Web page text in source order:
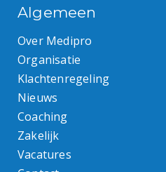
Algemeen
Over Medipro
Organisatie
Klachtenregeling
Nieuws
Coaching
Zakelijk
Vacatures